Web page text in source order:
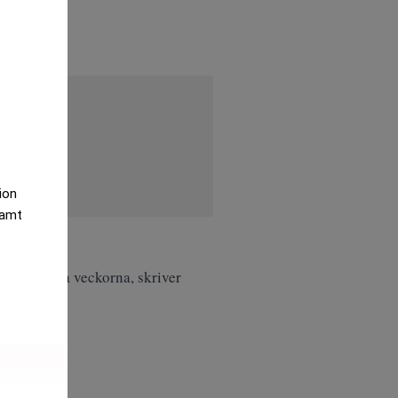
fyra veckorna, skriver